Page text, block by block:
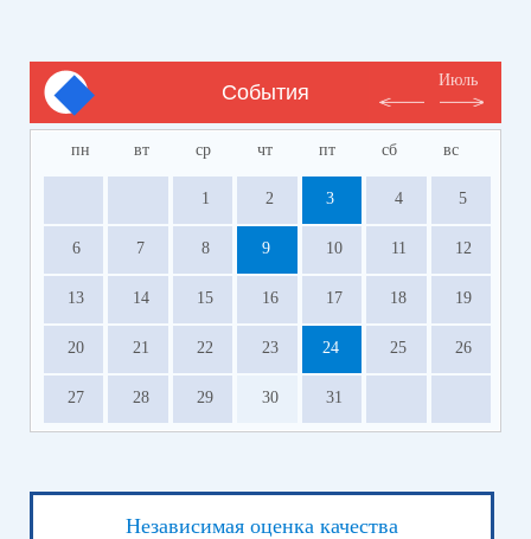
События
Июль
пн вт ср чт пт сб вс
1 2 3 4 5
6 7 8 9 10 11 12
13 14 15 16 17 18 19
20 21 22 23 24 25 26
27 28 29 30 31
Независимая оценка качества